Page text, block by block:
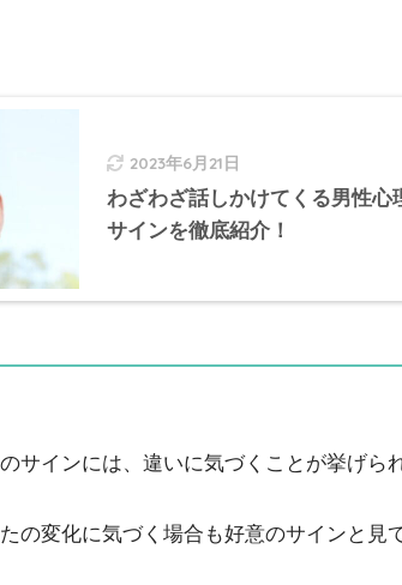
2023年6月21日
わざわざ話しかけてくる男性心
サインを徹底紹介！
サインには、違いに気づくことが挙げら
の変化に気づく場合も好意のサインと見